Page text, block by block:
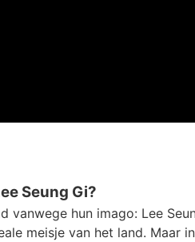
Seung Gi?
vanwege hun imago: Lee
meisje van het land. Maar